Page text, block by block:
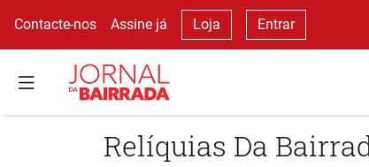
Contacte-nos Assine já Loja Entrar
Relíquias Da